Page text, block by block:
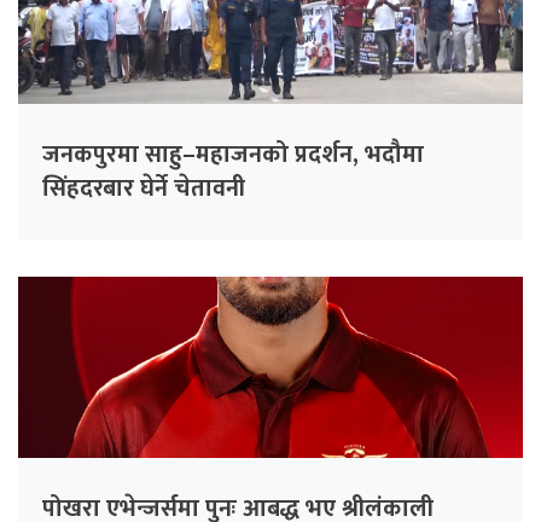
जनकपुरमा साहु–महाजनको प्रदर्शन, भदौमा
सिंहदरबार घेर्ने चेतावनी
पोखरा एभेन्जर्समा पुनः आबद्ध भए श्रीलंकाली